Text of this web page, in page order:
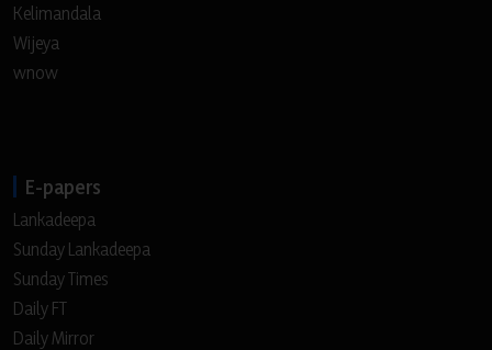
Kelimandala
Wijeya
wnow
E-papers
Lankadeepa
Sunday Lankadeepa
Sunday Times
Daily FT
Daily Mirror